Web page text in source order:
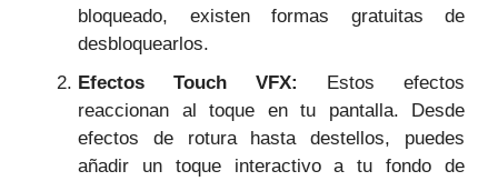
bloqueado, existen formas gratuitas de
desbloquearlos.
Efectos Touch VFX:
Estos efectos
reaccionan al toque en tu pantalla. Desde
efectos de rotura hasta destellos, puedes
añadir un toque interactivo a tu fondo de